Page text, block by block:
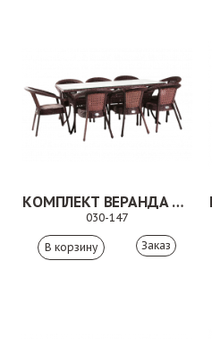
КОМПЛЕКТ ВЕРАНДА КОРИЧНЕВЫЙ
030-147
Заказ